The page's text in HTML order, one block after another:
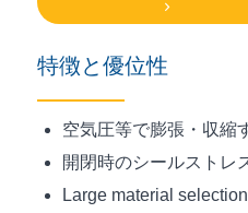
特徴と優位性
空気圧等で膨張・収縮
開閉時のシールストレ
Large material